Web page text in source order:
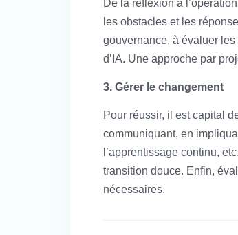
De la réflexion à
les obstacles et les
gouvernance, à évaluer
d’IA. Une approche par
3. Gérer le changement
Pour réussir, il est capital
communiquant, en
l’apprentissage continu,
transition douce. Enfin,
nécessaires.